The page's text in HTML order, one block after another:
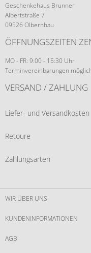
Geschenkehaus Brunner
Albertstraße 7
09526 Olbernhau
ÖFFNUNGSZEITEN
MO - FR: 9:00 - 15:30 Uhr
Terminvereinbarungen
VERSAND / ZAHLUNG
Liefer- und Versandkosten
Retoure
Zahlungsarten
WIR ÜBER UNS
KUNDENINFORMATIONEN
AGB